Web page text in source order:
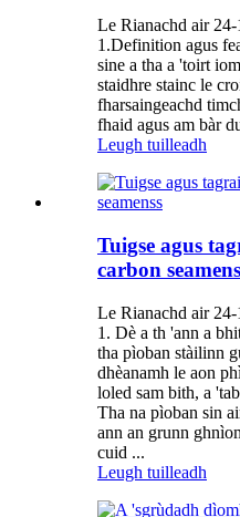
Le Rianachd air 24-
1.Definition agus
sine a tha a 'toirt
staidhre ​​stainc le
fharsaingeachd
fhaid agus am bàr
Leugh tuilleadh
Tuigse agus
carbon
Le Rianachd air 24-
1. Dè a th 'ann a
tha pìoban stàilinn
dhèanamh le aon
loled sam bith, a
Tha na pìoban sin
ann an grunn
cuid ...
Leugh tuilleadh